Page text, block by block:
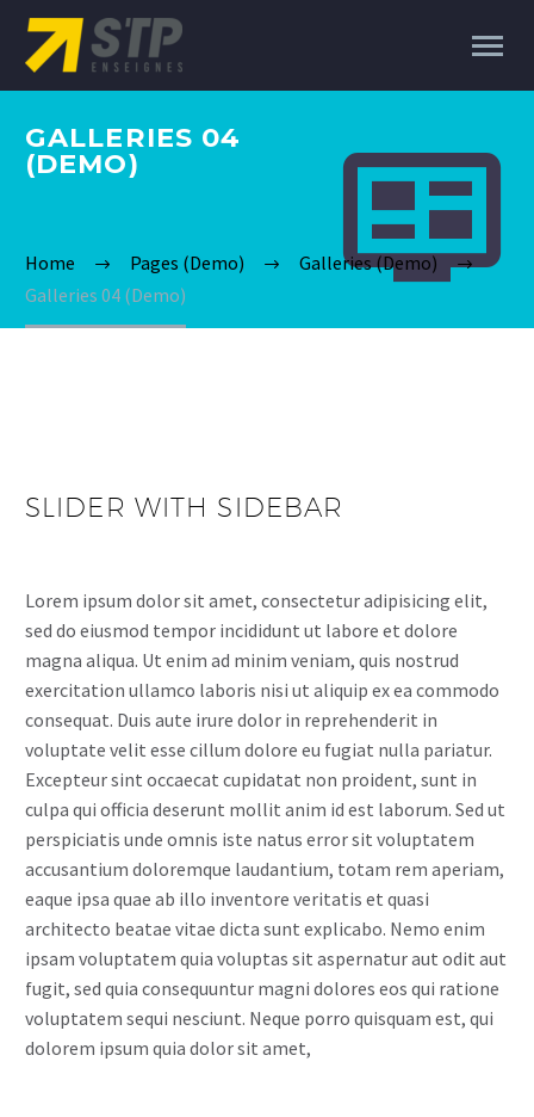


GALLERIES 04
(DEMO)
Home Pages (Demo)
Galleries (Demo)
Galleries 04 (Demo)
SLIDER WITH SIDEBAR
Lorem ipsum dolor sit amet, consectetur adipisicing elit,
sed do eiusmod tempor incididunt ut labore et dolore
magna aliqua. Ut enim ad minim veniam, quis nostrud
exercitation ullamco laboris nisi ut aliquip ex ea commodo
consequat. Duis aute irure dolor in reprehenderit in
voluptate velit esse cillum dolore eu fugiat nulla pariatur.
Excepteur sint occaecat cupidatat non proident, sunt in
culpa qui officia deserunt mollit anim id est laborum. Sed ut
perspiciatis unde omnis iste natus error sit voluptatem
accusantium doloremque laudantium, totam rem aperiam,
eaque ipsa quae ab illo inventore veritatis et quasi
architecto beatae vitae dicta sunt explicabo. Nemo enim
ipsam voluptatem quia voluptas sit aspernatur aut odit aut
fugit, sed quia consequuntur magni dolores eos qui ratione
voluptatem sequi nesciunt. Neque porro quisquam est, qui
dolorem ipsum quia dolor sit amet,